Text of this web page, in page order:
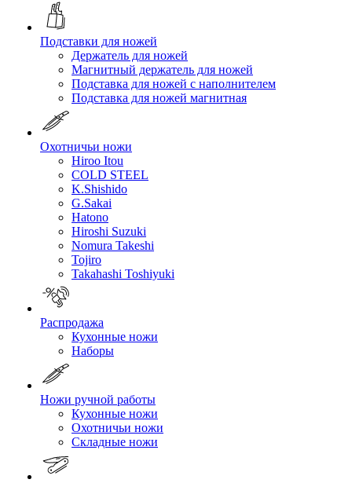
Подставки для ножей
Держатель для ножей
Магнитный держатель для ножей
Подставка для ножей с наполнителем
Подставка для ножей магнитная
Охотничьи ножи
Hiroo Itou
COLD STEEL
K.Shishido
G.Sakai
Hatono
Hiroshi Suzuki
Nomura Takeshi
Tojiro
Takahashi Toshiyuki
Распродажа
Кухонные ножи
Наборы
Ножи ручной работы
Кухонные ножи
Охотничьи ножи
Складные ножи